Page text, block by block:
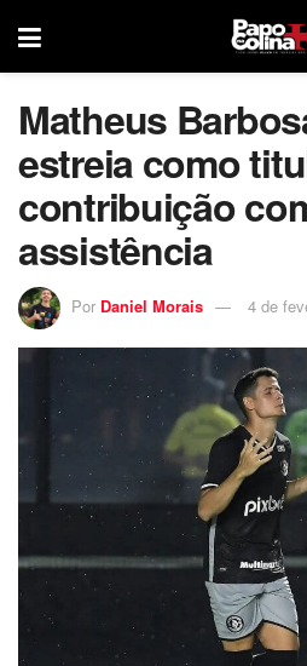
Matheus
estreia como
contribuição
assistência
Por Daniel Morais 4 de